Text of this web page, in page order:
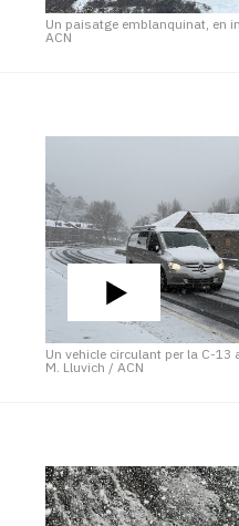
Un paisatge emblanquinat, en
ACN
Un vehicle circulant per la C-13
M. Lluvich / ACN